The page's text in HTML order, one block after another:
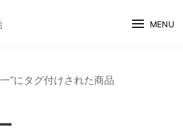
MENU
”にタグ付けされた商品